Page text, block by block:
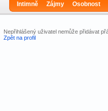
Intimně
Zájmy Osobnost
Nepřihlášený uživatel nemůže přidávat
Zpět na profil